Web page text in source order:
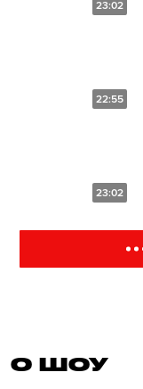
23:02
22:55
23:02
О ШОУ